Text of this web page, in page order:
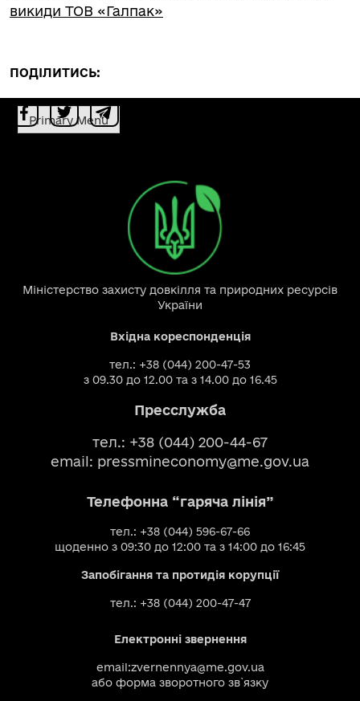
викиди ТОВ «Галпак»
ПОДІЛИТИСЬ:
Primary Menu
Міністерство захисту довкілля та природних ресурсів
України
Вхідна кореспонденція
тел.: +38 (044) 200-47-53
з 09.30 до 12.00 та з 14.00 до 16.45
Пресслужба
тел.: +38 (044) 200-44-67
email: pressmineconomy@me.gov.ua
Телефонна “гаряча лінія”
тел.: +38 (044) 596-67-66
щоденно з 09:30 до 12:00 та з 14:00 до 16:45
Запобігання та протидія корупції
тел.: +38 (044) 200-47-47
Електронні звернення
email:zvernennya@me.gov.ua
або форма зворотного зв`язку